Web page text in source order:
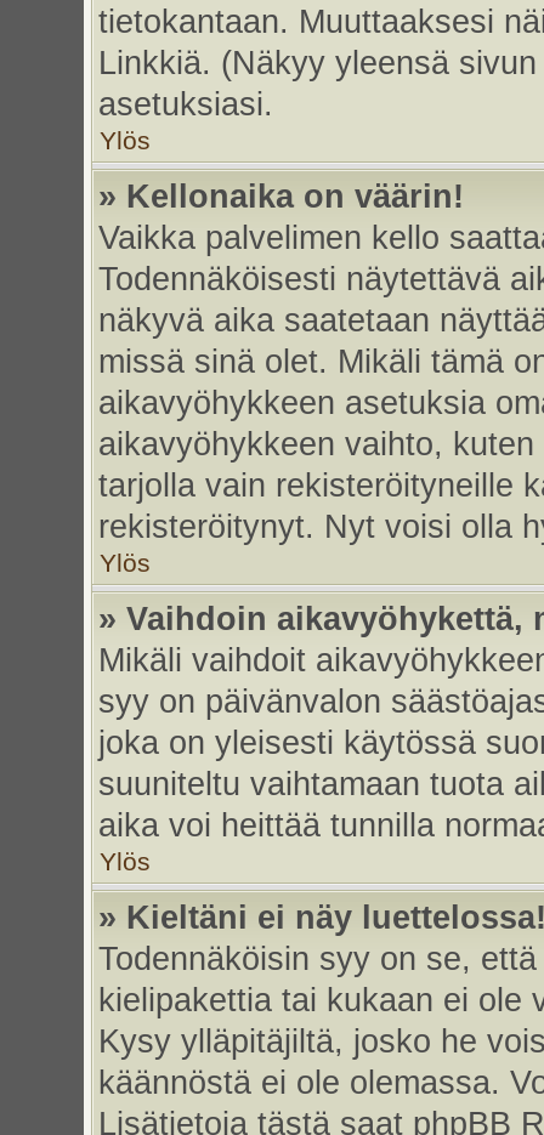
tietokantaan. Muuttaaksesi
Linkkiä. (Näkyy yleensä
asetuksiasi.
Ylös
» Kellonaika on väärin!
Vaikka palvelimen kello
Todennäköisesti näytettävä
näkyvä aika saatetaan
missä sinä olet. Mikäli tämä
aikavyöhykkeen asetuksia
aikavyöhykkeen vaihto,
tarjolla vain rekisteröityneille
rekisteröitynyt. Nyt voisi olla
Ylös
» Vaihdoin
Mikäli vaihdoit
syy on päivänvalon
joka on yleisesti käytössä
suuniteltu vaihtamaan tuota
aika voi heittää tunnilla
Ylös
» Kieltäni ei näy
Todennäköisin syy on se,
kielipakettia tai kukaan ei ole
Kysy ylläpitäjiltä, josko he
käännöstä ei ole olemassa.
Lisätietoja tästä saat phpBB